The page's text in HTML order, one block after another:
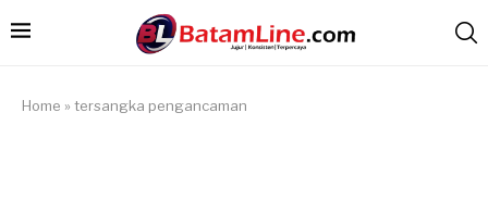
Home » tersangka pengancaman